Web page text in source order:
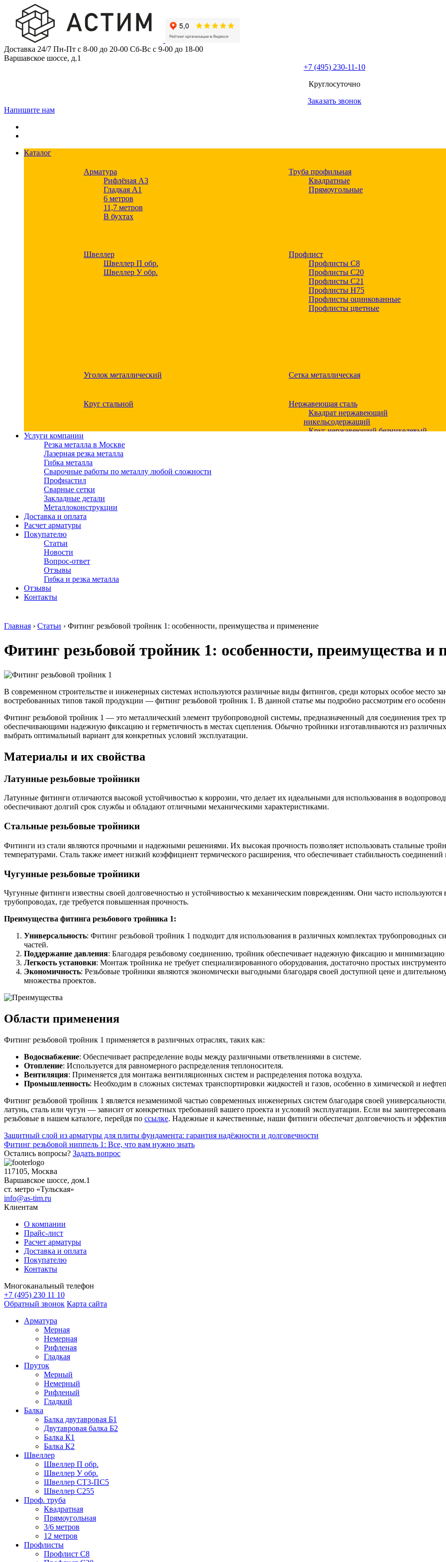
content
Доставка 24/7 Пн-Пт с 8-00 до 20-00 Сб-Вс с 9-00 до 18-00
Варшавское шоссе, д.1
+7 (495) 230-11-10
Круглосуточно
Заказать звонок
Напишите нам
Каталог
Арматура
Рифлёная А3
Гладкая А1
6 метров
11,7 метров
В бухтах
Труба профильная
Квадратные
Прямоугольные
Швеллер
Швеллер П обр.
Швеллер У обр.
Профлист
Профлисты С8
Профлисты С20
Профлисты C21
Профлисты Н75
Профлисты оцинкованные
Профлисты цветные
Уголок металлический Сетка металлическая
Круг стальной
Нержавеющая сталь
Квадрат нержавеющий
никельсодержащий
Круг нержавеющий безникелевый
Качественные стали
Круг горячекатаный конструкционный
Шестигранник горячекатаный
конструкционный
Фитинги
Фитинги резьбовые латунные
Фитинги резьбовые чугунные
Хомуты стальные
Услуги компании
Резка металла в Москве
Лазерная резка металла
Гибка металла
Сварочные работы по металлу любой сложности
Профнастил
Сварные сетки
Закладные детали
Металлоконструкции
Доставка и оплата
Расчет арматуры
Покупателю
Статьи
Новости
Вопрос-ответ
Отзывы
Гибка и резка металла
Отзывы
Контакты
Главная › Статьи › Фитинг резьбовой тройник 1: особенности, преимущества и применение
Фитинг резьбовой тройник 1: особенности, преимущества и
В современном строительстве и инженерных системах используются различные виды фитингов, среди которых особое место
востребованных типов такой продукции — фитинг резьбовой тройник 1. В данной статье мы подробно рассмотрим его
Фитинг резьбовой тройник 1 — это металлический элемент трубопроводной системы, предназначенный для соединения трех
обеспечивающими надежную фиксацию и герметичность в местах сцепления. Обычно тройники изготавливаются из различных
выбрать оптимальный вариант для конкретных условий эксплуатации.
Материалы и их свойства
Латунные резьбовые тройники
Латунные фитинги отличаются высокой устойчивостью к коррозии, что делает их идеальными для использования в
обеспечивают долгий срок службы и обладают отличными механическими характеристиками.
Стальные резьбовые тройники
Фитинги из стали являются прочными и надежными решениями. Их высокая прочность позволяет использовать стальные
температурами. Сталь также имеет низкий коэффициент термического расширения, что обеспечивает стабильность
Чугунные резьбовые тройники
Чугунные фитинги известны своей долговечностью и устойчивостью к механическим повреждениям. Они часто
трубопроводах, где требуется повышенная прочность.
Преимущества фитинга резьбового тройника 1:
Универсальность: Фитинг резьбовой тройник 1 подходит для использования в различных комплектах трубопроводных
частей.
Поддержание давления: Благодаря резьбовому соединению, тройник обеспечивает надежную фиксацию и минимизацию
Легкость установки: Монтаж тройника не требует специализированного оборудования, достаточно простых
Экономичность: Резьбовые тройники являются экономически выгодными благодаря своей доступной цене и
множества проектов.
Области применения
Фитинг резьбовой тройник 1 применяется в различных отраслях, таких как:
Водоснабжение: Обеспечивает распределение воды между различными ответвлениями в системе.
Отопление: Используется для равномерного распределения теплоносителя.
Вентиляция: Применяется для монтажа вентиляционных систем и распределения потока воздуха.
Промышленность: Необходим в сложных системах транспортировки жидкостей и газов, особенно в химической и
Фитинг резьбовой тройник 1 является незаменимой частью современных инженерных систем благодаря своей
латунь, сталь или чугун — зависит от конкретных требований вашего проекта и условий эксплуатации. Если вы
резьбовые в нашем каталоге, перейдя по ссылке. Надежные и качественные, наши фитинги обеспечат долговечность и
Навигация
по
записям
Защитный слой из арматуры для плиты фундамента: гарантия надёжности и долговечности
Фитинг резьбовой ниппель 1: Все, что вам нужно знать
Остались вопросы? Задать вопрос
117105, Москва
Варшавское шоссе, дом.1
ст. метро «Тульская»
info@as-tim.ru
Клиентам
О компании
Прайс-лист
Расчет арматуры
Доставка и оплата
Покупателю
Контакты
Многоканальный телефон
+7 (495) 230 11 10
Обратный звонок Карта сайта
Арматура
Мерная
Немерная
Рифленая
Гладкая
Пруток
Мерный
Немерный
Рифленый
Гладкий
Балка
Балка двутавровая Б1
Двутавровая балка Б2
Балка К1
Балка К2
Швеллер
Швеллер П обр.
Швеллер У обр.
Швеллер СТ3-ПС5
Швеллер С255
Проф. труба
Квадратная
Прямоугольная
3/6 метров
12 метров
Профлисты
Профлист С8